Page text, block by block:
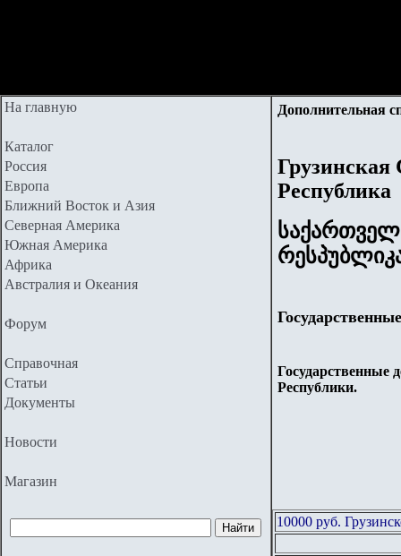
На главную
Каталог
Россия
Европа
Ближний Восток и Азия
Северная Америка
Южная Америка
Африка
Австралия и Океания
Форум
Справочная
Статьи
Документы
Новости
Магазин
Дополнительная
Грузинская
Республика
Государственные
Республики.
10000 руб.